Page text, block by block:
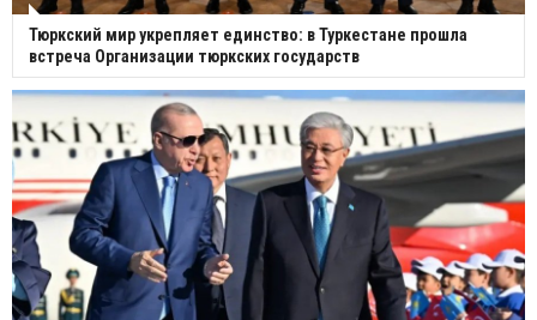
Тюркский мир укрепляет единство: в Туркестане прошла
встреча Организации тюркских государств